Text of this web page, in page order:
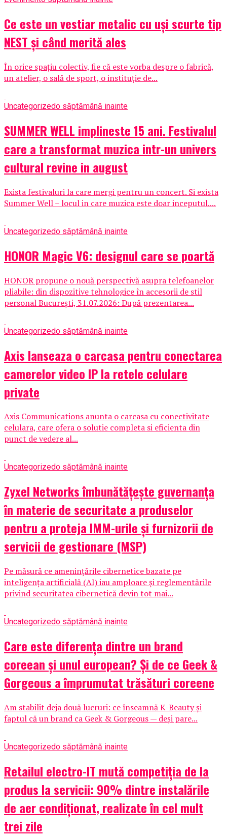
Ce este un vestiar metalic cu uși scurte tip
NEST și când merită ales
În orice spațiu colectiv, fie că este vorba despre o fabrică,
un atelier, o sală de sport, o instituție de...
Uncategorizedo săptămână inainte
SUMMER WELL implineste 15 ani. Festivalul
care a transformat muzica intr-un univers
cultural revine in august
Exista festivaluri la care mergi pentru un concert. Si exista
Summer Well – locul in care muzica este doar inceputul....
Uncategorizedo săptămână inainte
HONOR Magic V6: designul care se poartă
HONOR propune o nouă perspectivă asupra telefoanelor
pliabile: din dispozitive tehnologice în accesorii de stil
personal București, 31.07.2026: După prezentarea...
Uncategorizedo săptămână inainte
Axis lanseaza o carcasa pentru conectarea
camerelor video IP la retele celulare
private
Axis Communications anunta o carcasa cu conectivitate
celulara, care ofera o solutie completa si eficienta din
punct de vedere al...
Uncategorizedo săptămână inainte
Zyxel Networks îmbunătățește guvernanța
în materie de securitate a produselor
pentru a proteja IMM-urile și furnizorii de
servicii de gestionare (MSP)
Pe măsură ce amenințările cibernetice bazate pe
inteligența artificială (AI) iau amploare și reglementările
privind securitatea cibernetică devin tot mai...
Uncategorizedo săptămână inainte
Care este diferența dintre un brand
coreean și unul european? Și de ce Geek &
Gorgeous a împrumutat trăsături coreene
Am stabilit deja două lucruri: ce înseamnă K-Beauty și
faptul că un brand ca Geek & Gorgeous — deși pare...
Uncategorizedo săptămână inainte
Retailul electro-IT mută competiția de la
produs la servicii: 90% dintre instalările
de aer condiționat, realizate în cel mult
trei zile